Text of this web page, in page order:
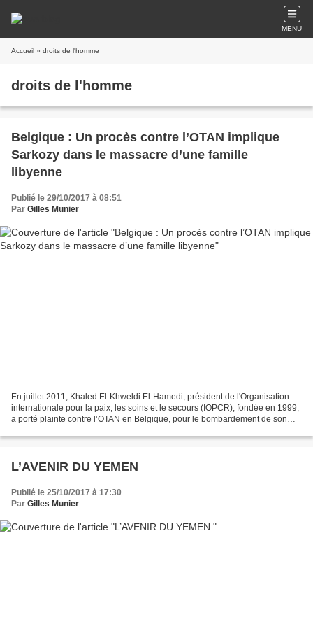
MENU
Accueil » droits de l'homme
droits de l'homme
Belgique : Un procès contre l’OTAN implique
Sarkozy dans le massacre d’une famille
libyenne
Publié le 29/10/2017 à 08:51
Par Gilles Munier
En juillet 2011, Khaled El-Khweldi El-Hamedi, président de l'Organisation
internationale pour la paix, les soins et le secours (IOPCR), fondée en 1999,
a porté plainte contre l’OTAN en Belgique, pour le bombardement de son
L’AVENIR DU YEMEN
Publié le 25/10/2017 à 17:30
Par Gilles Munier